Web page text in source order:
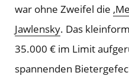
war ohne Zweifel die
Jawlensky. Das
35.000 € im Limit
spannenden